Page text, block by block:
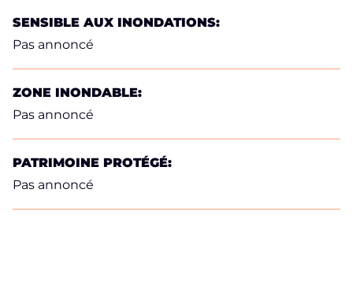
SENSIBLE AUX INONDATIONS:
Pas annoncé
ZONE INONDABLE:
Pas annoncé
PATRIMOINE PROTÉGÉ:
Pas annoncé